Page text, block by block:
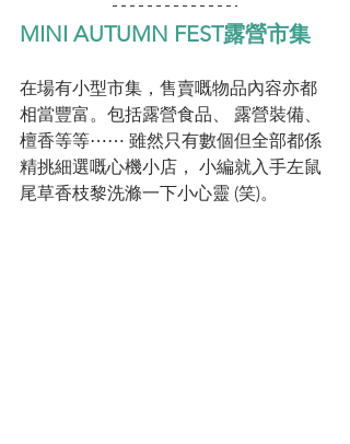
MINI AUTUMN FEST露營市集
在場有小型市集，售賣嘅物品內容亦都
相當豐富。包括露營食品、 露營裝備、
檀香等等⋯⋯ 雖然只有數個但全部都係
精挑細選嘅心機小店， 小編就入手左鼠
尾草香枝黎洗滌一下小心靈 (笑)。